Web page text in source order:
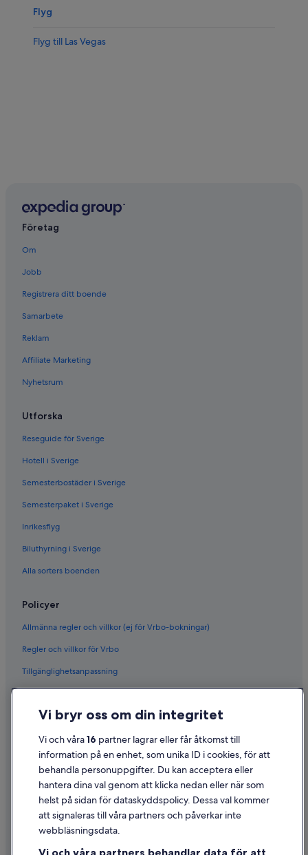
Flyg
Flyg till Las Vegas
Företag
Om
Jobb
Registrera ditt boende
Samarbete
Reklam
Affiliate Marketing
Nyhetsrum
Utforska
Reseguide för Sverige
Hotell i Sverige
Semesterbostäder i Sverige
Semesterpaket i Sverige
Inrikesflyg
Biluthyrning i Sverige
Alla sorters boenden
Policyer
Allmänna regler och villkor (ej för Vrbo-bokningar)
Regler och villkor för Vrbo
Tillgänglighetsanpassning
Cookies
Användarvillkor
Juridisk information/Kontakta oss
Riktlinjer för innehåll och anmäla innehåll
Hjälp
Vi bryr oss om din integritet
Vi och våra16 partner lagrar eller får åtkomst till
information på en enhet, som unika ID i cookies, för att
behandla personuppgifter. Du kan acceptera eller
hantera dina val genom att klicka nedan eller när som
helst på sidan för dataskyddspolicy. Dessa val kommer
att signaleras till våra partners och påverkar inte
webbläsningsdata.
Vi och våra partners behandlar data för att